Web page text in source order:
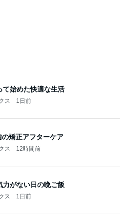
て始めた快適な生活
ス 1日前
矯正アフターケア
ス 12時間前
力がない日の晩ご飯
ス 1日前